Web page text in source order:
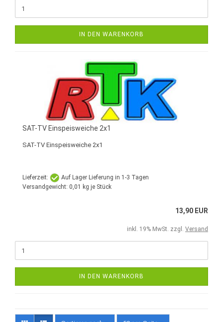
IN DEN WARENKORB
SAT-TV Einspeisweiche 2x1
SAT-TV Einspeisweiche 2x1
Lieferzeit:
Auf Lager Lieferung in 1-3 Tagen
Versandgewicht: 0,01 kg je Stück
13,90 EUR
inkl. 19% MwSt. zzgl. Versand
IN DEN WARENKORB